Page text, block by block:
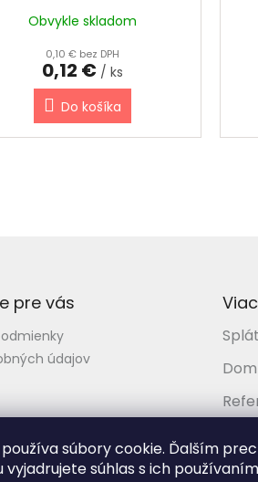
súbory cookie. Ďalším
súhlas s ich
Obvykle skladom
0,10 € bez DPH
0,12 € / ks
Do košíka
pre vás
údajov